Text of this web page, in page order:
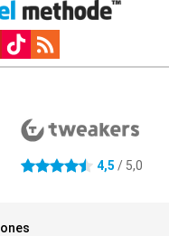
4.5 sterren 4,5 / 5,0